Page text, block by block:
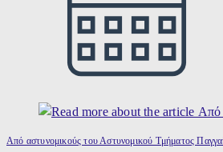
Από αστυνομικούς του Αστυνομικού Τμήματος